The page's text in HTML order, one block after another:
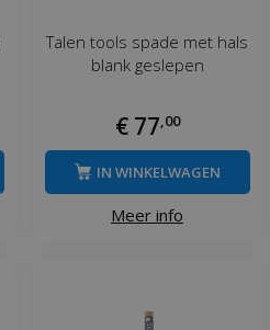
Talen tools spade met hals
blank geslepen
€ 77 00
Meer info
IN WINKELWAGEN